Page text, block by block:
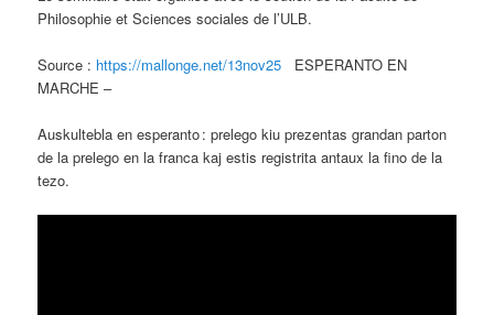
Philosophie et Sciences sociales de l’ULB.
Source : https://mallonge.net/13nov25 ESPERANTO EN
MARCHE –
Auskultebla en esperanto : prelego kiu prezentas grandan parton
de la prelego en la franca kaj estis registrita antaux la fino de la
tezo.